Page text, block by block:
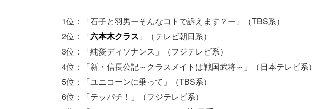
1位：「石子と羽男ーそんなコトで訴えます？ー」（TBS系）
2位：「六本木クラス 」（テレビ朝日系）
3位：「純愛ディソナンス」（フジテレビ系）
4位：「新・信長公記～クラスメイトは戦国武将～」（日本テレビ系）
5位：「ユニコーンに乗って」（TBS系）
6位：「テッパチ！」（フジテレビ系）